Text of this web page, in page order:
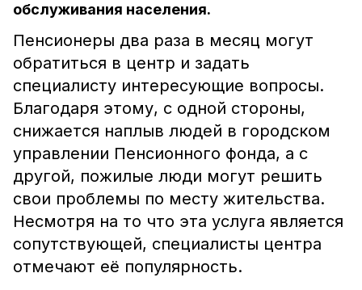
обслуживания населения.
Пенсионеры два раза в месяц могут
обратиться в центр и задать
специалисту интересующие вопросы.
Благодаря этому, с одной стороны,
снижается наплыв людей в городском
управлении Пенсионного фонда, а с
другой, пожилые люди могут решить
свои проблемы по месту жительства.
Несмотря на то что эта услуга является
сопутствующей, специалисты центра
отмечают её популярность.